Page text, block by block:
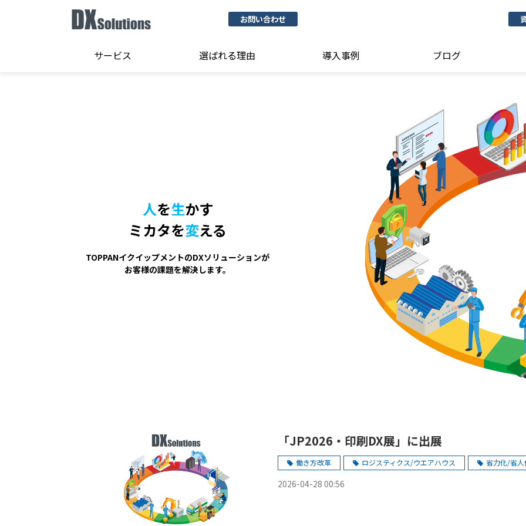
お問い合わせ
サービス 選ばれる理由 導入事例 ブログ
人を生かす
ミカタを変える
TOPPANイクイップメントのDXソリューションが
お客様の課題を解決します。
「JP2026・印刷DX展」に出展
働き方改革 ロジスティクス/ウエアハウス 省力化/省人
2026-04-28 00:56